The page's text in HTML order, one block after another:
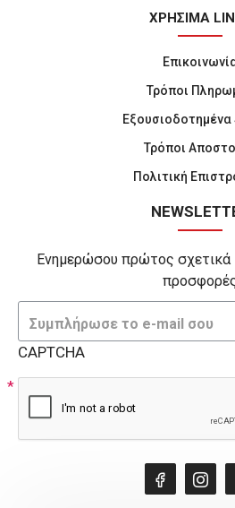
ΧΡΗΣΙΜΑ
Τρόποι
Εξουσιοδοτημένα
Τρόποι
Πολιτική
Ενημερώσου πρώτος σχετικά
CAPTCHA